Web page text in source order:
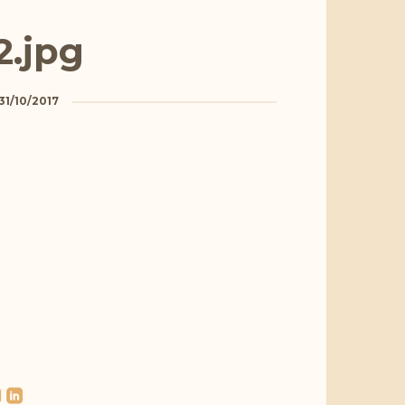
10/2017
roundedlinkedin